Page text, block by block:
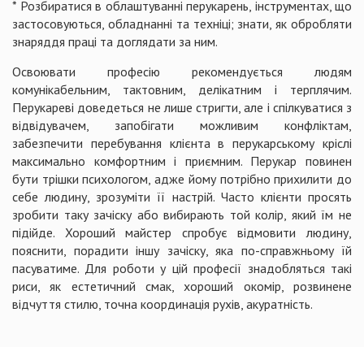
* Розбиратися в облаштуванні перукарень, інструментах, що
застосовуються, обладнанні та техніці; знати, як обробляти
знаряддя праці та доглядати за ним.
Освоювати професію рекомендується людям
комунікабельним, тактовним, делікатним і терплячим.
Перукареві доведеться не лише стригти, але і спілкуватися з
відвідувачем, запобігати можливим конфліктам,
забезпечити перебування клієнта в перукарському кріслі
максимально комфортним і приємним. Перукар повинен
бути трішки психологом, адже йому потрібно прихилити до
себе людину, зрозуміти її настрій. Часто клієнти просять
зробити таку зачіску або вибирають той колір, який їм не
підійде. Хороший майстер спробує відмовити людину,
пояснити, порадити іншу зачіску, яка по-справжньому їй
пасуватиме. Для роботи у цій професії знадобляться такі
риси, як естетичний смак, хороший окомір, розвинене
відчуття стилю, точна координація рухів, акуратність.